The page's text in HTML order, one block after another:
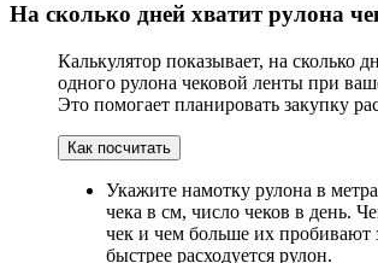
На сколько дней хватит рулона
Калькулятор показывает, на сколько
одного рулона чековой ленты при
Это помогает планировать закупку
Как посчитать
Укажите намотку рулона в
чека в см, число чеков в день.
чек и чем больше их пробивают
быстрее расходуется рулон.